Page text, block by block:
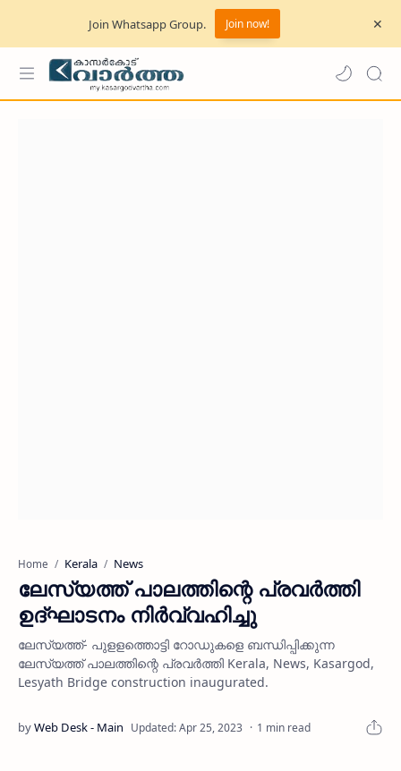
Join Whatsapp Group. Join now!
Home Kerala News
ലേസ്യത്ത് പാലത്തിന്റെ പ്രവര്‍ത്തി
ഉദ്ഘാടനം നിര്‍വ്വഹിച്ചു
ലേസ്യത്ത്- പുളളത്തൊട്ടി റോഡുകളെ ബന്ധിപ്പിക്കുന്ന
ലേസ്യത്ത് പാലത്തിന്റെ പ്രവര്‍ത്തി Kerala, News, Kasargod,
Lesyath Bridge construction inaugurated.
1 min read